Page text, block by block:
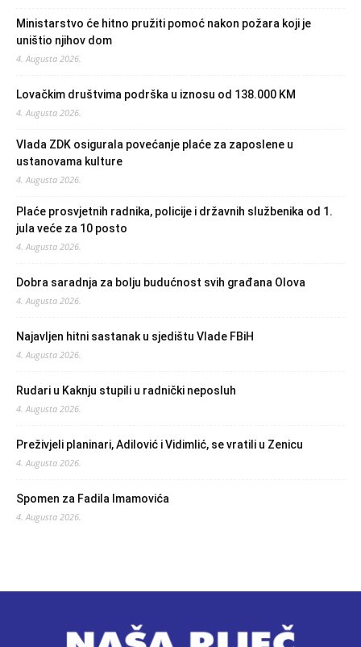
Ministarstvo će hitno pružiti pomoć nakon požara koji je
uništio njihov dom
4. Augusta 2026.
Lovačkim društvima podrška u iznosu od 138.000 KM
4. Augusta 2026.
Vlada ZDK osigurala povećanje plaće za zaposlene u
ustanovama kulture
4. Augusta 2026.
Plaće prosvjetnih radnika, policije i državnih službenika od 1.
jula veće za 10 posto
4. Augusta 2026.
Dobra saradnja za bolju budućnost svih građana Olova
4. Augusta 2026.
Najavljen hitni sastanak u sjedištu Vlade FBiH
4. Augusta 2026.
Rudari u Kaknju stupili u radnički neposluh
4. Augusta 2026.
Preživjeli planinari, Adilović i Vidimlić, se vratili u Zenicu
4. Augusta 2026.
Spomen za Fadila Imamovića
4. Augusta 2026.